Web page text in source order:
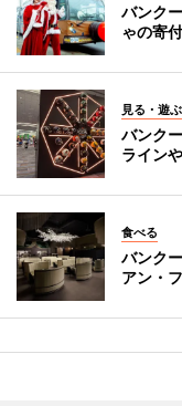
バンク
ゃの寄
見る・遊ぶ
バンク
ライン
食べる
バンク
アン・